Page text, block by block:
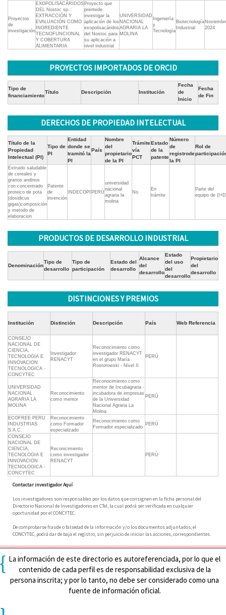
Proyectos
de
investigación
EXOPOLISACÁRIDOS
DEL Nostoc sp.:
EXTRACCIÓN Y
EVALUACIÓN COMO
INGREDIENTE
TECNOFUNCIONAL
Y COBERTURA
ALIMENTARIA
Proyecto que
prentede
investigar la
aplicación de los
exopolisacáridos
del Nostoc para
su aplicación a
nivel industrial
UNIVERSIDAD
NACIONAL
AGRARIA LA
MOLINA
Ingeniería
y
Tecnología
Biotecnología
Industrial
2024
PROYECTOS IMPORTADOS DE ORCID
Tipo de
financiamiento
Título Descripción Institución
Fecha
de
Inicio
Fecha
de Fin
DERECHOS DE PROPIEDAD INTELECTUAL
Título de la
Propiedad
Intelectual (PI)
Tipo de
PI
Entidad
donde se
tramitó la
PI
País
Nombre
del
propietario
de la PI
Trámite
vía
PCT
Estado
de la
patente
Número
de
registrode
la PI
Rol de
Extruido saludable
de cereales y
granos andinos
con concentrado
proteico de pota
(dosidicus
gigas)composición
y metodo de
elaboracion
Patente
de
invención
INDECOPI PERÚ
universidad
nacional
agraria la
molina
No
En
trámite
Parte del
equipo de
PRODUCTOS DE DESARROLLO INDUSTRIAL
Denominación
Tipo de
desarrollo
Tipo de
participación
Estado del
desarrollo
Alcance
del
desarrollo
Estado
del uso
del
desarrollo
Propietario
del
desarrollo
DISTINCIONES Y PREMIOS
Institución Distinción Descripción País Web Referencia
CONSEJO
NACIONAL DE
CIENCIA,
TECNOLOGIA E
INNOVACION
TECNOLOGICA -
CONCYTEC
Investigador
RENACYT
Reconocimiento como
investigador RENACYT
en el grupo María
Rostorowski - Nivel II
PERÚ
UNIVERSIDAD
NACIONAL
AGRARIA LA
MOLINA
Reconocimiento
como mentor
Reconocimiento como
mentor de Incubagraria -
incubadora de empresas
de la Universidad
Nacional Agraria La
Molina
PERÚ
ECOFREE PERU
INDUSTRIAS
S.A.C.
Reconocimiento
como Formador
especializado
Reconocimiento como
Formador especializado
PERÚ
CONSEJO
NACIONAL DE
CIENCIA,
TECNOLOGIA E
INNOVACION
TECNOLOGICA -
CONCYTEC
Reconicimiento
como investigador
RENACYT
PERÚ
Contactar investigador Aquí
Los investigadores son responsables por los datos que consignen en la ficha personal del
Directorio Nacional de Investigadores en CTeI, la cual podrá ser verificada en cualquier
oportunidad por el CONCYTEC.
De comprobarse fraude o falsedad de la información y/o los documentos adjuntados, el
CONCYTEC, podrá dar de baja el registro, sin perjuicio de iniciar las acciones, correspondientes.
{ La información de este directorio es autoreferenciada, por lo que el
contenido de cada perfil es de responsabilidad exclusiva de la
persona inscrita; y por lo tanto, no debe ser considerado como una
fuente de información oficial.